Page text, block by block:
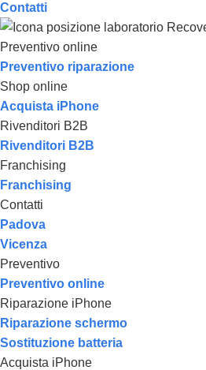
Contatti
Preventivo online
Preventivo riparazione
Shop online
Acquista iPhone
Rivenditori B2B
Rivenditori B2B
Franchising
Franchising
Contatti
Padova
Vicenza
Preventivo
Preventivo online
Riparazione iPhone
Riparazione schermo
Sostituzione batteria
Acquista iPhone